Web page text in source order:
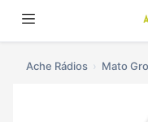
Ache Rádios Mato